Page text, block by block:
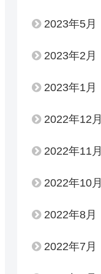
2023年5月
2023年2月
2023年1月
2022年12月
2022年11月
2022年10月
2022年8月
2022年7月